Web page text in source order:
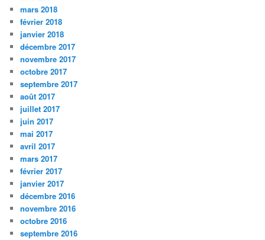
mars 2018
février 2018
janvier 2018
décembre 2017
novembre 2017
octobre 2017
septembre 2017
août 2017
juillet 2017
juin 2017
mai 2017
avril 2017
mars 2017
février 2017
janvier 2017
décembre 2016
novembre 2016
octobre 2016
septembre 2016